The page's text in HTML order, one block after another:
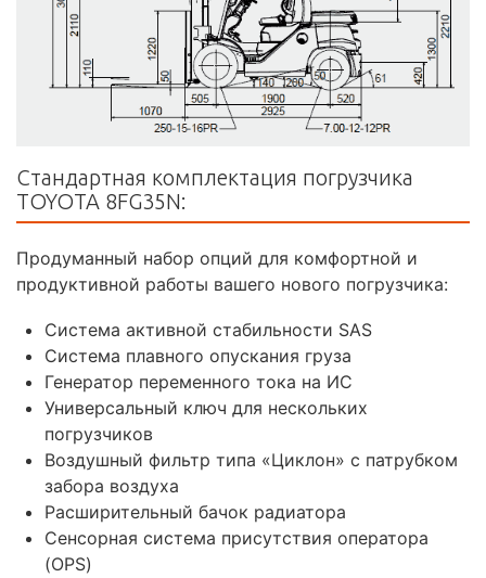
Стандартная комплектация погрузчика
TOYOTA 8FG35N:
Продуманный набор опций для комфортной и
продуктивной работы вашего нового погрузчика:
Система активной стабильности SAS
Система плавного опускания груза
Генератор переменного тока на ИС
Универсальный ключ для нескольких
погрузчиков
Воздушный фильтр типа «Циклон» с патрубком
забора воздуха
Расширительный бачок радиатора
Сенсорная система присутствия оператора
(OPS)